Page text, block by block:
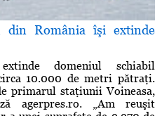
din România îşi extinde
domeniul schiabil
10.000 de metri pătraţi.
primarul staţiunii Voineasa,
agerpres.ro. „Am reuşit